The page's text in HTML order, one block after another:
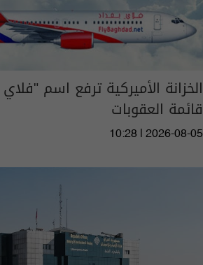
الخزانة الأميركية ترفع اسم
قائمة العقوبات
10:28 | 2026-08-05